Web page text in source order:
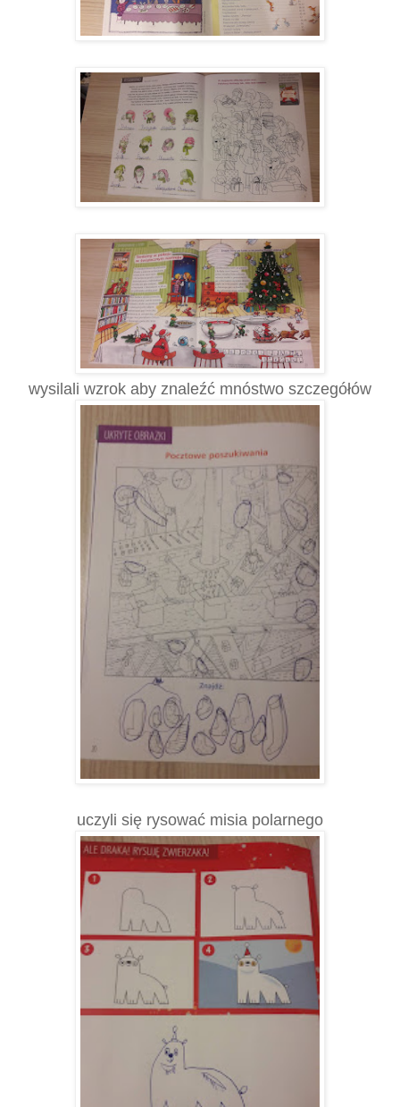
wysilali wzrok aby znaleźć mnóstwo szczegółów
uczyli się rysować misia polarnego